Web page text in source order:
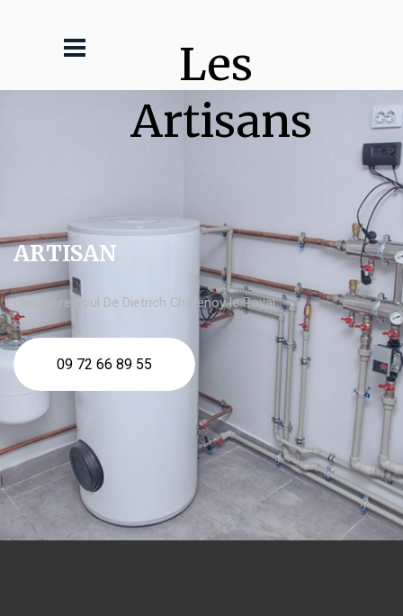
Les
Artisans
ARTISAN
chaudière fioul De Dietrich Châtenoy le Royal
09 72 66 89 55